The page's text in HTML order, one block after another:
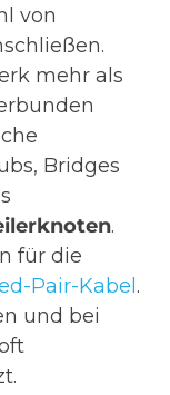
von
mehr als
Bridges
.
für die
Pair-Kabel .
und bei